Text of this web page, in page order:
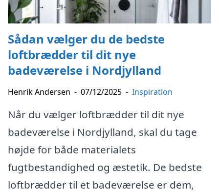
Sådan vælger du de bedste
loftbrædder til dit nye
badeværelse i Nordjylland
Henrik Andersen - 07/12/2025 - Inspiration
Når du vælger loftbrædder til dit nye
badeværelse i Nordjylland, skal du tage
højde for både materialets
fugtbestandighed og æstetik. De bedste
loftbrædder til et badeværelse er dem,